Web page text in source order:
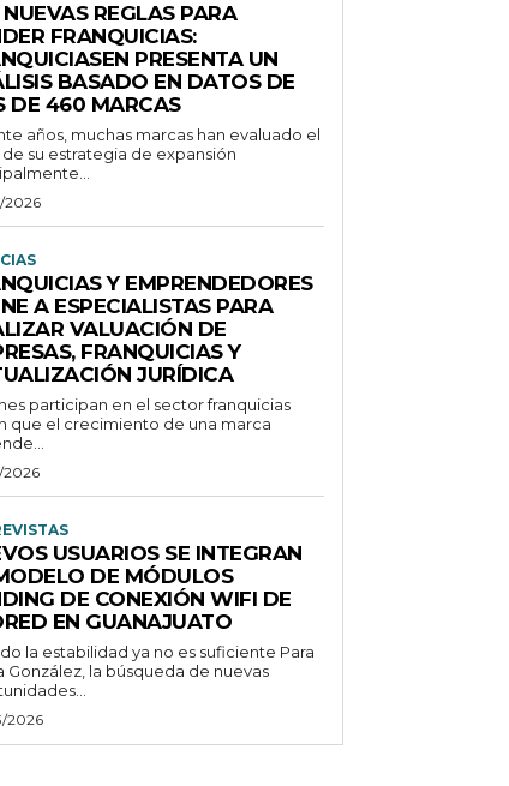
REGLAS PARA
FRANQUICIAS:
PRESENTA UN
BASADO EN DATOS DE
DE 460 MARCAS
años, muchas marcas han evaluado el
su estrategia de expansión
2026
Y EMPRENDEDORES
A ESPECIALISTAS PARA
VALUACIÓN DE
FRANQUICIAS Y
JURÍDICA
participan en el sector franquicias
que el crecimiento de una marca
2026
USUARIOS SE INTEGRAN
DE MÓDULOS
DE CONEXIÓN WIFI DE
EN GUANAJUATO
la estabilidad ya no es suficiente Para
González, la búsqueda de nuevas
2026